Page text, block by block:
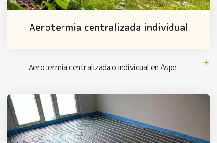
Aerotermia centralizada individual
Aerotermia centralizada o individual en Aspe